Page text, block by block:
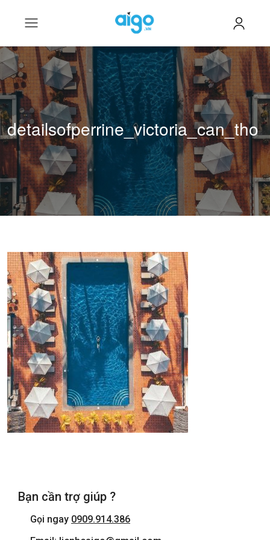
detailsofperrine_victoria_can_tho
Bạn cần trợ giúp ?
Gọi ngay 0909.914.386